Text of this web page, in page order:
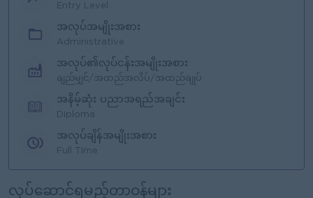
Entry Level
အလုပ်အမျိုးအစား
Administrative
အလုပ်၏လုပ်ငန်းအမျိုးအစား
ချည်မျှင်/အထည်အလိပ်/အထည်ချုပ်
အနိမ့်ဆုံး ပညာအရည်အချင်း
Diploma
အလုပ်ချိန်အမျိုးအစား
Full Time
လုပ်ဆောင်ရမည့်တာဝန်များ